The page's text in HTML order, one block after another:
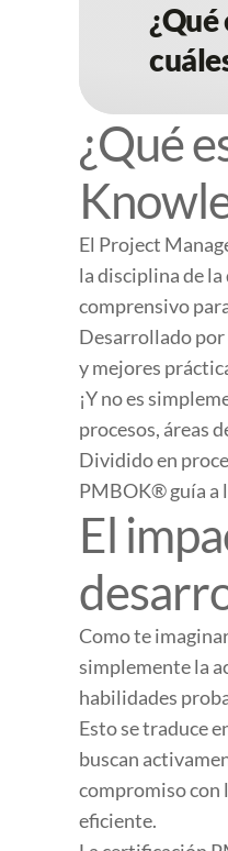
¿Qué
El Project
la disciplina de
comprensivo
Desarrollado por
y mejores
¡Y no es
procesos, áreas
Dividido en
PMBOK® guía a
El
Como te
simplemente la
habilidades
Esto se traduce
buscan
compromiso con
eficiente.